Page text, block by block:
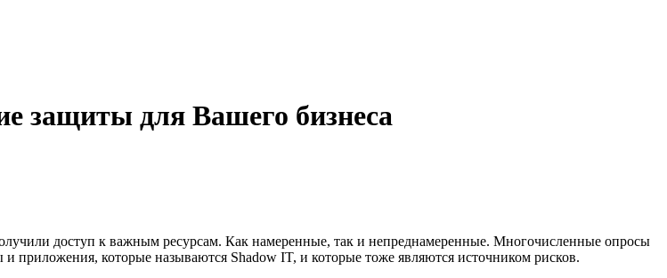
защиты для Вашего бизнеса
доступ к важным ресурсам. Как намеренные, так и непреднамеренные. Многочисленные опросы
приложения, которые называются Shadow IT, и которые тоже являются источником рисков.